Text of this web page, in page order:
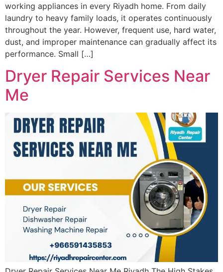
working appliances in every Riyadh home. From daily
laundry to heavy family loads, it operates continuously
throughout the year. However, frequent use, hard water,
dust, and improper maintenance can gradually affect its
performance. Small […]
Dryer Repair Services Near
Me